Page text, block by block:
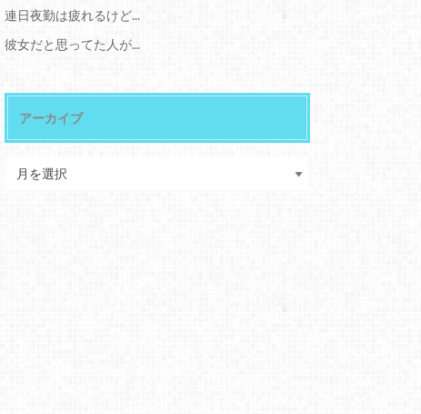
連日夜勤は疲れるけど...
彼女だと思ってた人が...
アーカイブ